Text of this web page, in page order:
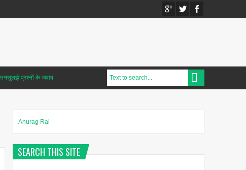
प्रश्नों के जवाब
Anurag Rai
SEARCH THIS SITE